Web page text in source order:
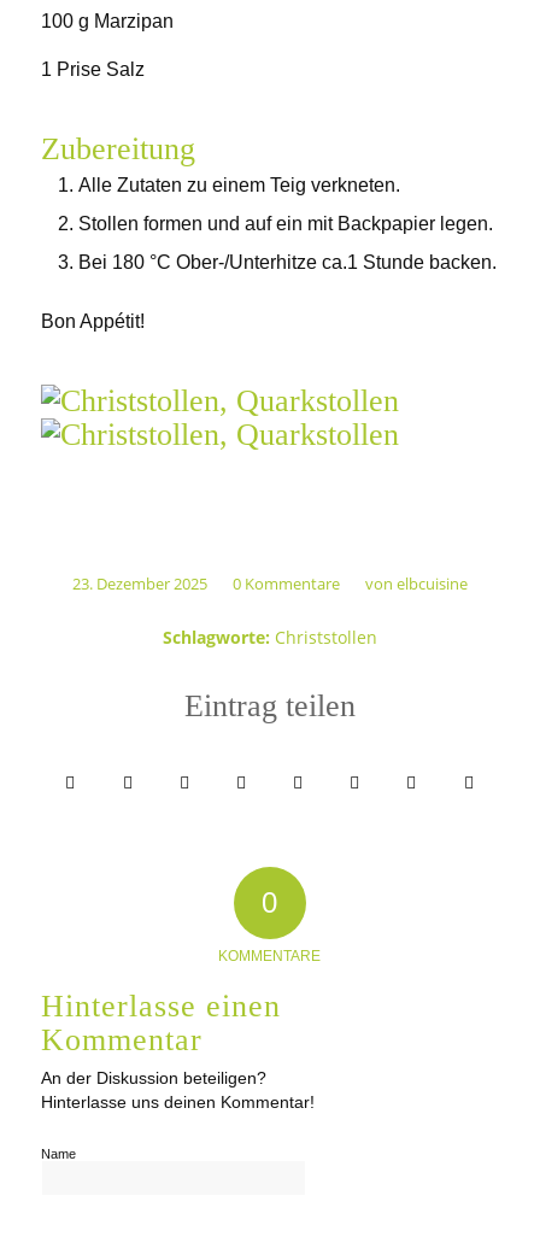
100 g Marzipan
1 Prise Salz
Zubereitung
Alle Zutaten zu einem Teig verkneten.
Stollen formen und auf ein mit Backpapier legen.
Bei 180 °C Ober-/Unterhitze ca.1 Stunde backen.
Bon Appétit!
23. Dezember 2025
/ 0 Kommentare
/ von elbcuisine
Schlagworte: Christstollen
Eintrag teilen
0
KOMMENTARE
Hinterlasse einen
Kommentar
An der Diskussion beteiligen?
Hinterlasse uns deinen Kommentar!
Name